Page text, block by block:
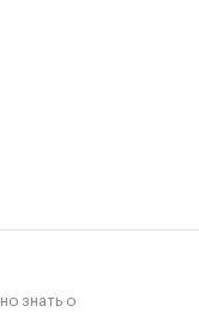
знать о